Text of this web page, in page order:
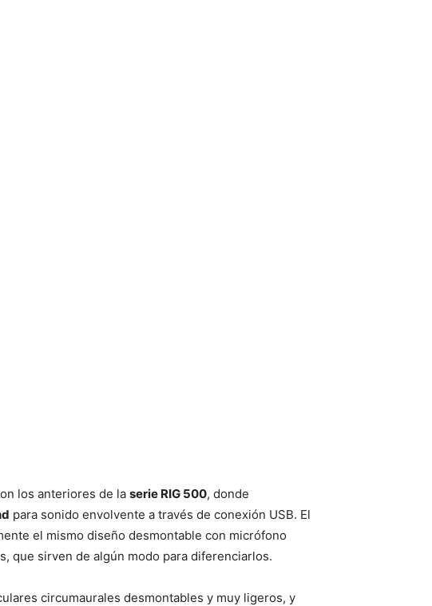
los anteriores de la serie RIG 500, donde
para sonido envolvente a través de conexión USB. El
el mismo diseño desmontable con micrófono
que sirven de algún modo para diferenciarlos.
circumaurales desmontables y muy ligeros, y